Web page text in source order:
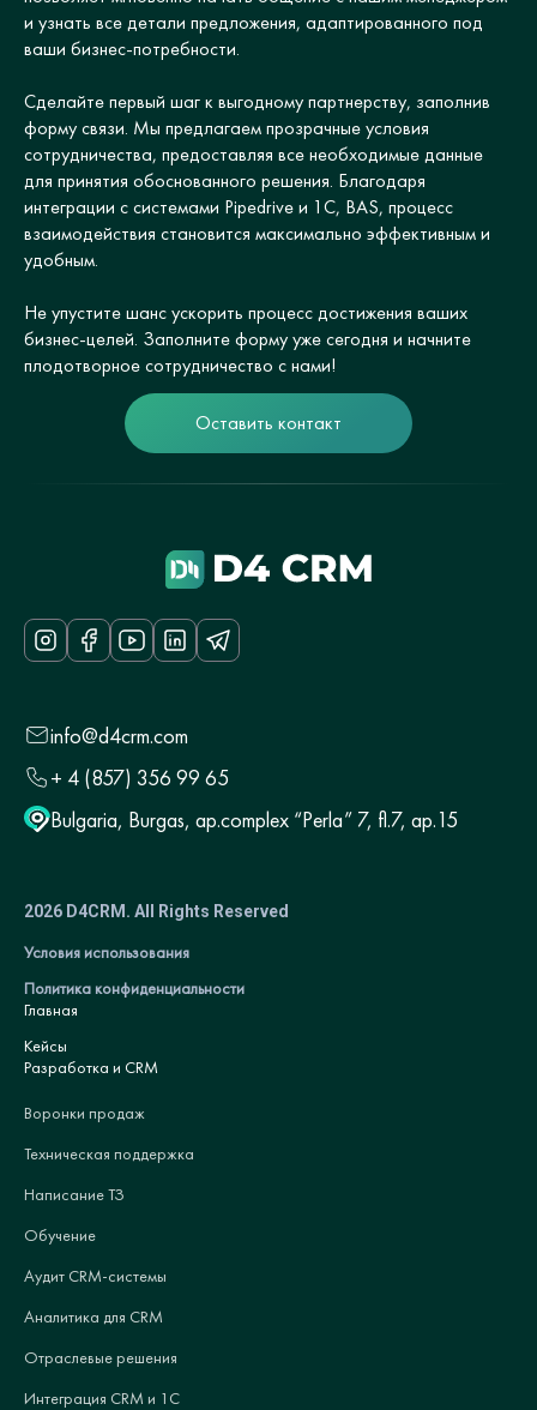
и узнать все детали предложения, адаптированного под
ваши бизнес-потребности.
Сделайте первый шаг к выгодному партнерству, заполнив
форму связи. Мы предлагаем прозрачные условия
сотрудничества, предоставляя все необходимые данные
для принятия обоснованного решения. Благодаря
интеграции с системами Pipedrive и 1С, BAS, процесс
взаимодействия становится максимально эффективным и
удобным.
Не упустите шанс ускорить процесс достижения ваших
бизнес-целей. Заполните форму уже сегодня и начните
плодотворное сотрудничество с нами!
Оставить контакт
info@d4crm.com
+ 4 (857) 356 99 65
Bulgaria, Burgas, ap.complex “Perla” 7, fl.7, ap.15
2026 D4CRM. All Rights Reserved
Условия использования
Политика конфиденциальности
Главная
Кейсы
Разработка и CRM
Воронки продаж
Техническая поддержка
Написание ТЗ
Обучение
Аудит CRM-системы
Аналитика для CRM
Отраслевые решения
Интеграция CRM и 1С